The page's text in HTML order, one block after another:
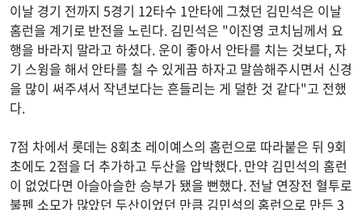
이날 경기 전까지 5경기 12타수 1안타에 그쳤던 김민석은 이날
홈런을 계기로 반전을 노린다. 김민석은 "이진영 코치님께서 요
행을 바라지 말라고 하셨다. 운이 좋아서 안타를 치는 것보다, 자
기 스윙을 해서 안타를 칠 수 있게끔 하자고 말씀해주시면서 신경
을 많이 써주셔서 작년보다는 흔들리는 게 덜한 것 같다"고 전했
다.
7점 차에서 롯데는 8회초 레이예스의 홈런으로 따라붙은 뒤 9회
초에도 2점을 더 추가하고 두산을 압박했다. 만약 김민석의 홈런
이 없었다면 아슬아슬한 승부가 됐을 뻔했다. 전날 연장전 혈투로
불펜 소모가 많았던 두산이었던 만큼 김민석의 홈런으로 만든 3